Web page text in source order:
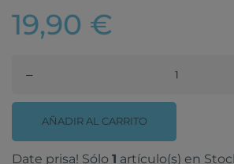
19,90 €
–
AÑADIR AL CARRITO
Date prisa! Sólo 1 artículo(s) en